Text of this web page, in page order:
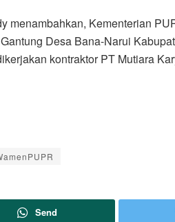
menambahkan, Kementerian
Desa Bana-Narui
kontraktor PT Mutiara
Send